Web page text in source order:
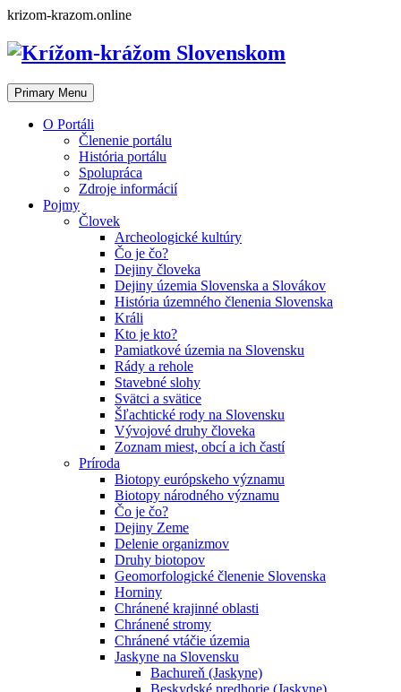
Skip
content
krizom-krazom.online
Primary Menu
O Portáli
Členenie portálu
História portálu
Spolupráca
Zdroje informácií
Pojmy
Človek
Archeologické kultúry
Čo je čo?
Dejiny človeka
Dejiny územia Slovenska a Slovákov
História územného členenia Slovenska
Králi
Kto je kto?
Pamiatkové územia na Slovensku
Rády a rehole
Stavebné slohy
Svätci a svätice
Šľachtické rody na Slovensku
Vývojové druhy človeka
Zoznam miest, obcí a ich častí
Príroda
Biotopy európskeho významu
Biotopy národného významu
Čo je čo?
Dejiny Zeme
Delenie organizmov
Druhy biotopov
Geomorfologické členenie Slovenska
Horniny
Chránené krajinné oblasti
Chránené stromy
Chránené vtáčie územia
Jaskyne na Slovensku
Bachureň (Jaskyne)
Beskydské predhorie (Jaskyne)